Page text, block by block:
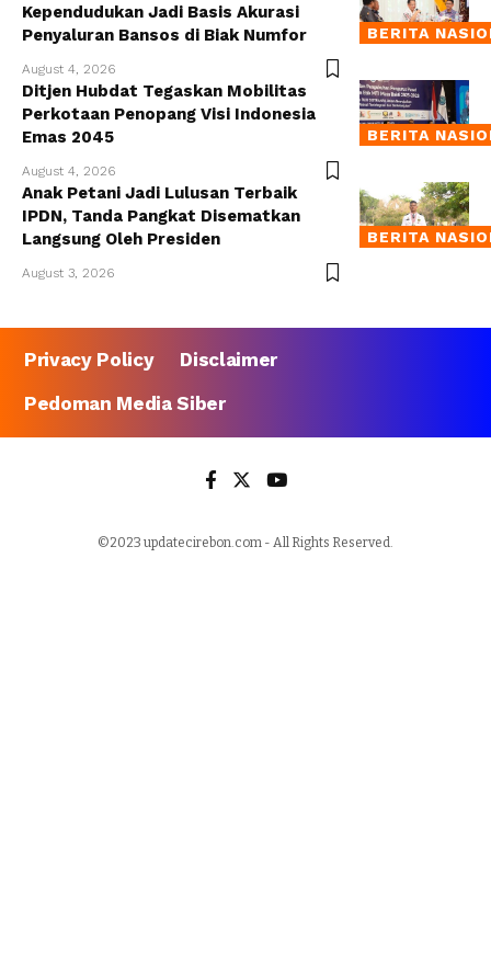
BERITA
Kependudukan Jadi Basis Akurasi
Penyaluran Bansos di Biak Numfor
August 4, 2026
BERITA
Ditjen Hubdat Tegaskan Mobilitas
Perkotaan Penopang Visi Indonesia
Emas 2045
August 4, 2026
BERITA
Anak Petani Jadi Lulusan Terbaik
IPDN, Tanda Pangkat Disematkan
Langsung Oleh Presiden
August 3, 2026
Privacy Policy
Disclaimer
Pedoman Media Siber
©2023 updatecirebon.com - All Rights Reserved.